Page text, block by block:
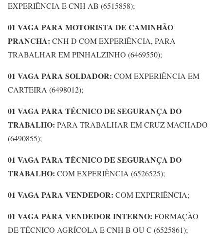
EXPERIÊNCIA E CNH AB (6515858);
01 VAGA PARA MOTORISTA DE CAMINHÃO
PRANCHA: CNH D COM EXPERIÊNCIA, PARA
TRABALHAR EM PINHALZINHO (6469550);
01 VAGA PARA SOLDADOR: COM EXPERIÊNCIA EM
CARTEIRA (6498012);
01 VAGA PARA TÉCNICO DE SEGURANÇA DO
TRABALHO: PARA TRABALHAR EM CRUZ MACHADO
(6490855);
01 VAGA PARA TÉCNICO DE SEGURANÇA DO
TRABALHO: COM EXPERIÊNCIA (6526525);
01 VAGA PARA VENDEDOR: COM EXPERIÊNCIA;
01 VAGA PARA VENDEDOR INTERNO: FORMAÇÃO
DE TÉCNICO AGRÍCOLA E CNH B OU C (6525861);